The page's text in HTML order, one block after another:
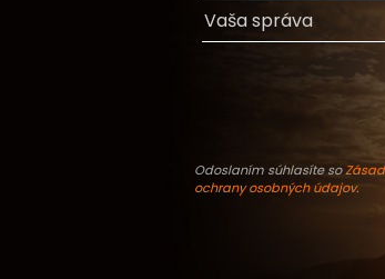
Odoslaním súhlasíte so
ochrany osobných údajov.